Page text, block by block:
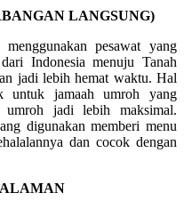
LANGSUNG)
pesawat yang
Indonesia menuju Tanah
jadi lebih hemat waktu. Hal
untuk jamaah umroh yang
umroh jadi lebih maksimal.
digunakan memberi menu
dan cocok dengan